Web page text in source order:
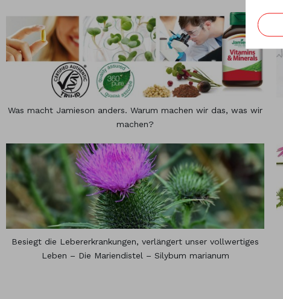
Was macht Jamieson anders. Warum machen wir das, was wir
machen?
Besiegt die Lebererkrankungen, verlängert unser vollwertiges
Leben – Die Mariendistel – Silybum marianum